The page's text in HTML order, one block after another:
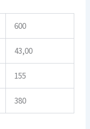
600
43,00
155
380